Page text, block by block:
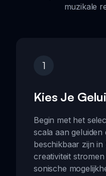
muzikale
1
Kies Je
Begin met het
scala aan geluiden
beschikbaar zijn in
creativiteit
sonische